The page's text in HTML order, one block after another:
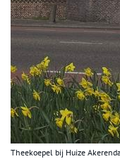
Theekoepel bij Huize